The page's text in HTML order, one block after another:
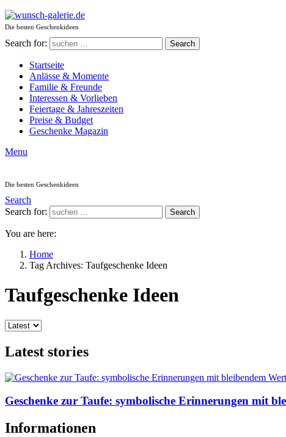
Die besten Geschenkideen
Search for: Search
Startseite
Anlässe & Momente
Familie & Freunde
Interessen & Vorlieben
Feiertage & Jahreszeiten
Preise & Budget
Geschenke Magazin
Menu
Die besten Geschenkideen
Search
Search for:
Search
You are here:
Home
Tag Archives: Taufgeschenke Ideen
Taufgeschenke Ideen
Latest stories
Geschenke zur Taufe: symbolische Erinnerungen mit
Informationen